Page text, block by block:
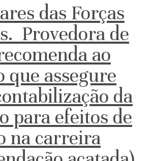
das Forças
Provedora de
ao
que assegure
da
para efeitos de
na carreira